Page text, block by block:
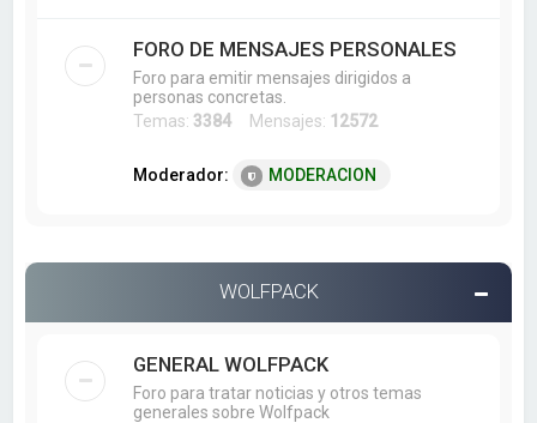
FORO DE MENSAJES PERSONALES
Foro para emitir mensajes dirigidos a
personas concretas.
Temas: 3384 Mensajes: 12572
Moderador: MODERACION
WOLFPACK
GENERAL WOLFPACK
Foro para tratar noticias y otros temas
generales sobre Wolfpack